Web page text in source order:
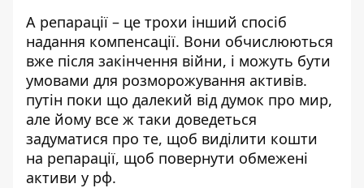
А репарації – це трохи інший спосіб
надання компенсації. Вони обчислюються
вже після закінчення війни, і можуть бути
умовами для розморожування активів.
путін поки що далекий від думок про мир,
але йому все ж таки доведеться
задуматися про те, щоб виділити кошти
на репарації, щоб повернути обмежені
активи у рф.